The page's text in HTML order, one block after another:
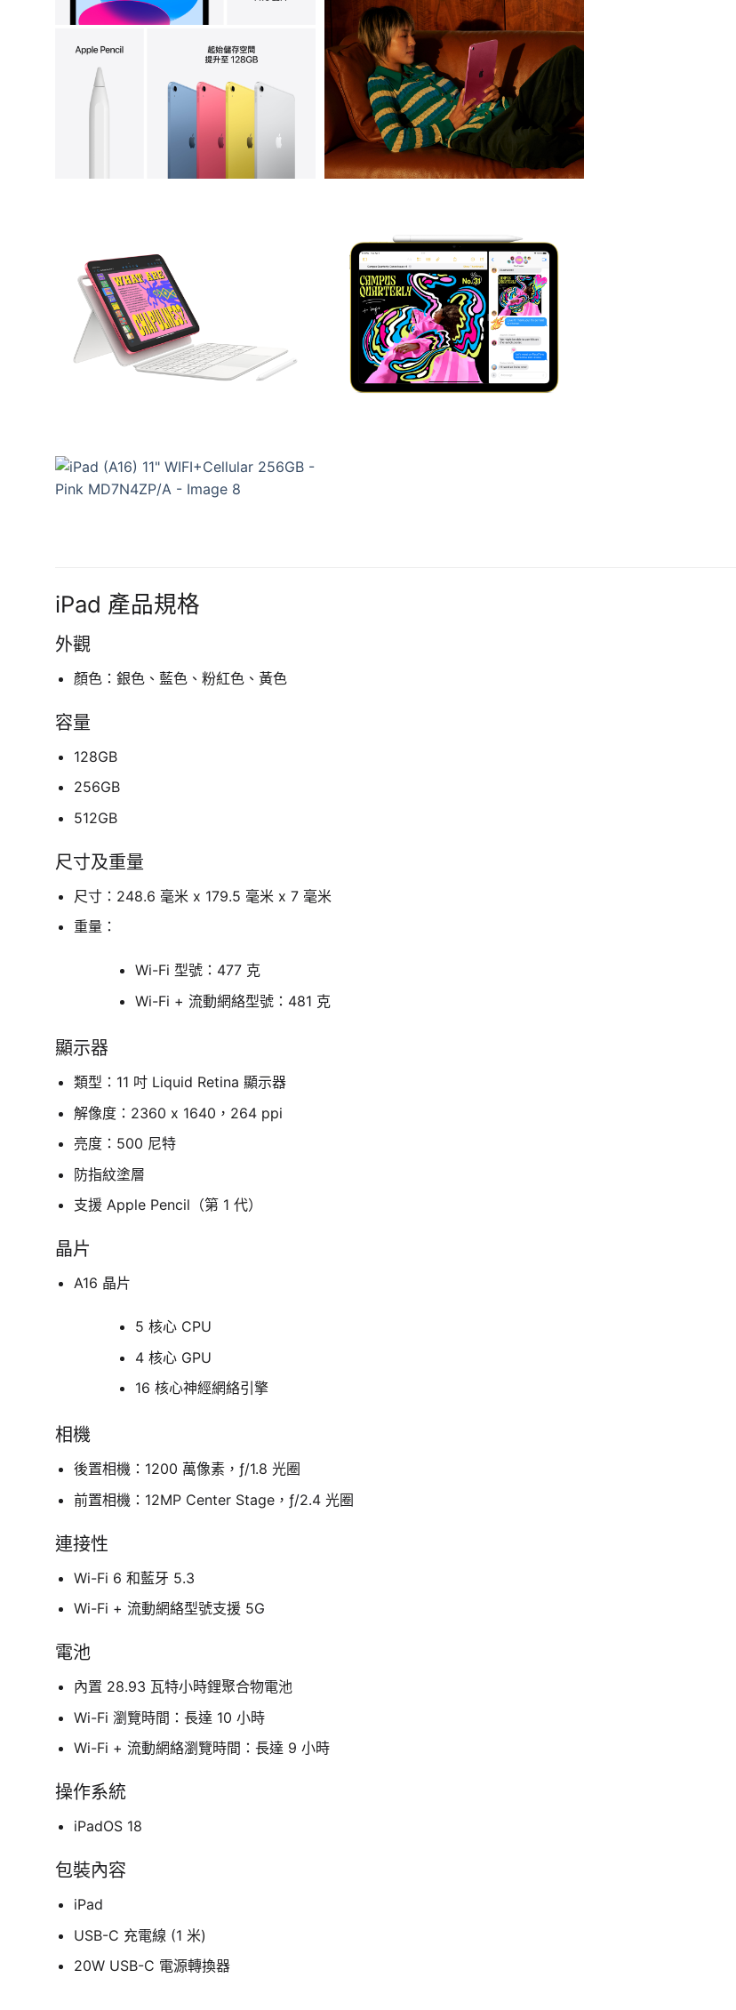
iPad 產品規格
外觀
顏色：銀色、藍色、粉紅色、黃色
容量
128GB
256GB
512GB
尺寸及重量
尺寸：248.6 毫米 x 179.5 毫米 x 7 毫米
重量：
Wi-Fi 型號：477 克
Wi-Fi + 流動網絡型號：481 克
顯示器
類型：11 吋 Liquid Retina 顯示器
解像度：2360 x 1640，264 ppi
亮度：500 尼特
防指紋塗層
支援 Apple Pencil（第 1 代）
晶片
A16 晶片
5 核心 CPU
4 核心 GPU
16 核心神經網絡引擎
相機
後置相機：1200 萬像素，ƒ/1.8 光圈
前置相機：12MP Center Stage，ƒ/2.4 光圈
連接性
Wi-Fi 6 和藍牙 5.3
Wi-Fi + 流動網絡型號支援 5G
電池
內置 28.93 瓦特小時鋰聚合物電池
Wi-Fi 瀏覽時間：長達 10 小時
Wi-Fi + 流動網絡瀏覽時間：長達 9 小時
操作系統
iPadOS 18
包裝內容
iPad
USB-C 充電線 (1 米)
20W USB-C 電源轉換器